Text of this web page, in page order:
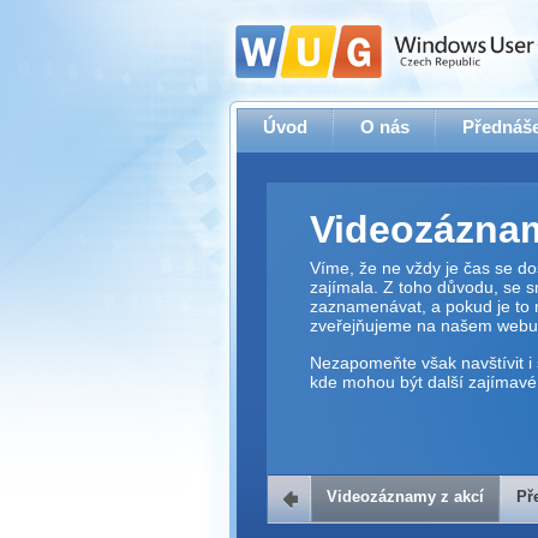
Úvod O nás
Víme, že ne vždy je čas se
zajímala. Z toho důvodu, se
zaznamenávat, a pokud je to
zveřejňujeme na našem webu.
Nezapomeňte však navštívit i
kde mohou být další zajímavé
Přehrávač
Videozáznamy z akcí